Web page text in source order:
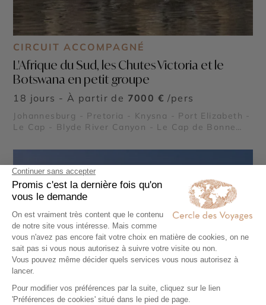
CIRCUIT ACCOMPAGNÉ
L'Afrique du Sud, les Chutes Victoria et le
Botswana en petit groupe
18 jours - À partir de 7000 € /pers
Johannesburg - Pretoria - Knysna - Port Elizabeth -
Le Cap - Blyde River Canyon - Le Cap de Bonne